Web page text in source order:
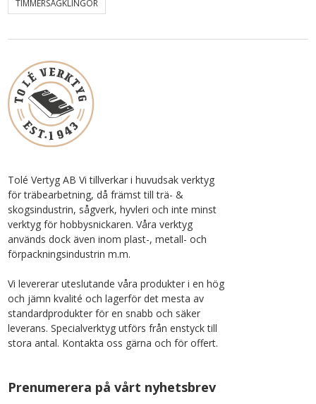
TIMMERSÅGKLINGOR
Tolé Vertyg AB Vi tillverkar i huvudsak verktyg
för träbearbetning, då främst till trä- &
skogsindustrin, sågverk, hyvleri och inte minst
verktyg för hobbysnickaren. Våra verktyg
används dock även inom plast-, metall- och
förpackningsindustrin m.m.
Vi levererar uteslutande våra produkter i en hög
och jämn kvalité och lagerför det mesta av
standardprodukter för en snabb och säker
leverans. Specialverktyg utförs från enstyck till
stora antal. Kontakta oss gärna och för offert.
Prenumerera på vårt nyhetsbrev